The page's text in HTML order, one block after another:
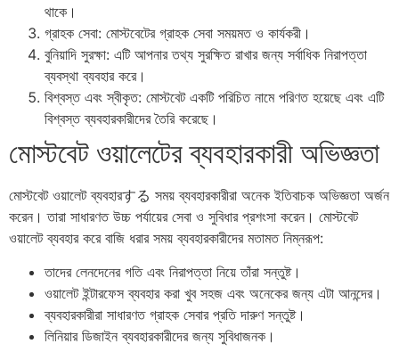
থাকে।
গ্রাহক সেবা: মোস্টবেটের গ্রাহক সেবা সময়মত ও কার্যকরী।
বুনিয়াদি সুরক্ষা: এটি আপনার তথ্য সুরক্ষিত রাখার জন্য সর্বাধিক নিরাপত্তা
ব্যবস্থা ব্যবহার করে।
বিশ্বস্ত এবং স্বীকৃত: মোস্টবেট একটি পরিচিত নামে পরিণত হয়েছে এবং এটি
বিশ্বস্ত ব্যবহারকারীদের তৈরি করেছে।
মোস্টবেট ওয়ালেটের ব্যবহারকারী অভিজ্ঞতা
মোস্টবেট ওয়ালেট ব্যবহারする সময় ব্যবহারকারীরা অনেক ইতিবাচক অভিজ্ঞতা অর্জন
করেন। তারা সাধারণত উচ্চ পর্যায়ের সেবা ও সুবিধার প্রশংসা করেন। মোস্টবেট
ওয়ালেট ব্যবহার করে বাজি ধরার সময় ব্যবহারকারীদের মতামত নিম্নরূপ:
তাদের লেনদেনের গতি এবং নিরাপত্তা নিয়ে তাঁরা সন্তুষ্ট।
ওয়ালেট ইন্টারফেস ব্যবহার করা খুব সহজ এবং অনেকের জন্য এটা আনন্দের।
ব্যবহারকারীরা সাধারণত গ্রাহক সেবার প্রতি দারুণ সন্তুষ্ট।
লিনিয়ার ডিজাইন ব্যবহারকারীদের জন্য সুবিধাজনক।